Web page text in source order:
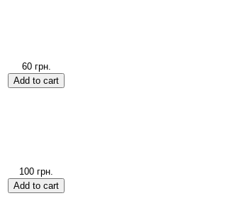
60 грн.
100 грн.